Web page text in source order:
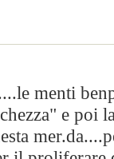
menti
e poi